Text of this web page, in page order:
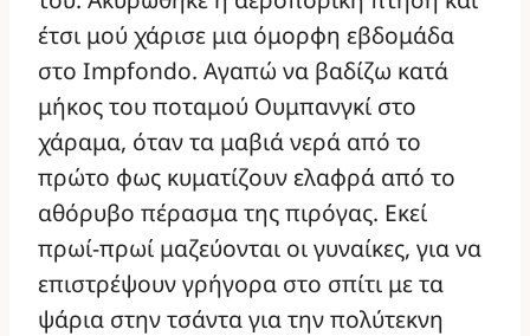
έτσι μού χάρισε μια όμορφη εβδομάδα
στο Impfondo. Αγαπώ να βαδίζω κατά
μήκος του ποταμού Ουμπανγκί στο
χάραμα, όταν τα μαβιά νερά από το
πρώτο φως κυματίζουν ελαφρά από το
αθόρυβο πέρασμα της πιρόγας. Εκεί
πρωί-πρωί μαζεύονται οι γυναίκες, για να
επιστρέψουν γρήγορα στο σπίτι με τα
ψάρια στην τσάντα για την πολύτεκνη